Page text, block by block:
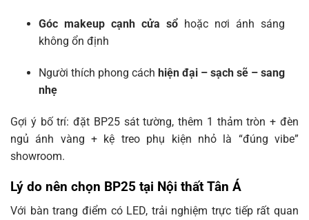
Góc makeup cạnh cửa sổhoặc nơi ánh sáng
không ổn định
Người thích phong cách hiện đại – sạch sẽ – sang
nhẹ
Gợi ý bố trí: đặt BP25 sát tường, thêm 1 thảm tròn + đèn
ngủ ánh vàng + kệ treo phụ kiện nhỏ là “đúng vibe”
showroom.
Lý do nên chọn BP25 tại Nội thất Tân Á
Với bàn trang điểm có LED, trải nghiệm trực tiếp rất quan